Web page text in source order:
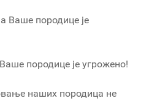
Ваше породице је
породице је угрожено!
наших породица не